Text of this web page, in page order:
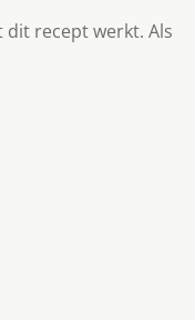
dit recept werkt. Als